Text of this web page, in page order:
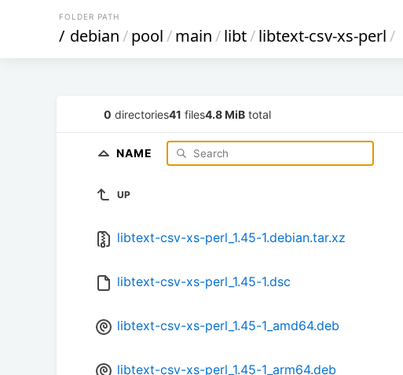
FOLDER PATH
/ debian/pool/main/libt/libtext-csv-xs-perl/
0 directories41 files4.8 MiB total
NAME
UP
libtext-csv-xs-perl_1.45-1.debian.tar.xz
libtext-csv-xs-perl_1.45-1.dsc
libtext-csv-xs-perl_1.45-1_amd64.deb
libtext-csv-xs-perl_1.45-1_arm64.deb